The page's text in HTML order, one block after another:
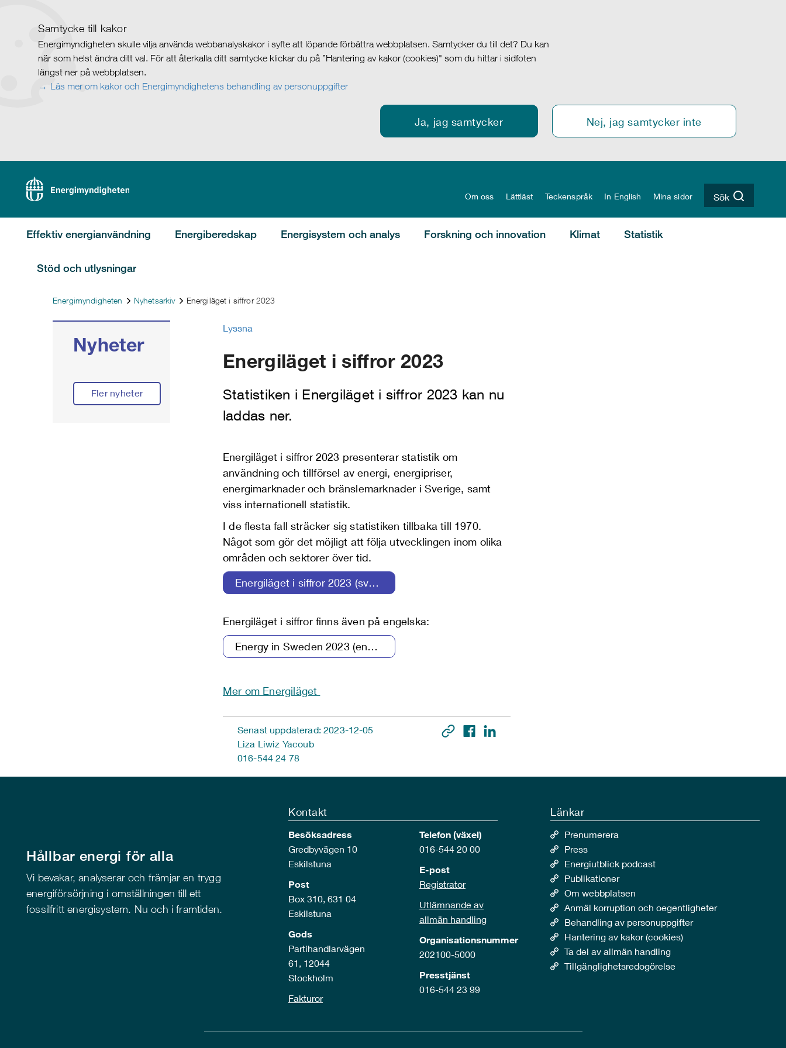
Samtycke till kakor
Energimyndigheten skulle vilja använda webbanalyskakor i syfte att löpande förbättra webbplatsen. Samtycker du till det? Du kan
när som helst ändra ditt val. För att återkalla ditt samtycke klickar du på ”Hantering av kakor (cookies)" som du hittar i sidfoten
längst ner på webbplatsen.
Läs mer om kakor och Energimyndighetens behandling av personuppgifter
Ja, jag samtycker Nej, jag samtycker inte
Om oss Lättläst Teckenspråk In English Mina sidor Sök
Effektiv energianvändning Energiberedskap Energisystem och analys Forskning och innovation Klimat Statistik
Stöd och utlysningar
Energimyndigheten Nyhetsarkiv Energiläget i siffror 2023
Lyssna
Energiläget i siffror 2023
Statistiken i Energiläget i siffror 2023 kan nu
laddas ner.
Energiläget i siffror 2023 presenterar statistik om
användning och tillförsel av energi, energipriser,
energimarknader och bränslemarknader i Sverige, samt
viss internationell statistik.
I de flesta fall sträcker sig statistiken tillbaka till 1970.
Något som gör det möjligt att följa utvecklingen inom olika
områden och sektorer över tid.
Energiläget i siffror 2023 (svenska)
Energiläget i siffror finns även på engelska:
Energy in Sweden 2023 (engelska)
Mer om Energiläget
Senast uppdaterad: 2023-12-05
Liza Liwiz Yacoub
016-544 24 78
Nyheter
Fler nyheter
Hållbar energi för alla
Vi bevakar, analyserar och främjar en trygg
energiförsörjning i omställningen till ett
fossilfritt energisystem. Nu och i framtiden.
Kontakt
Besöksadress
Gredbyvägen 10
Eskilstuna
Post
Box 310, 631 04
Eskilstuna
Gods
Partihandlarvägen
61, 12044
Stockholm
Fakturor
Telefon (växel)
016-544 20 00
E-post
Registrator
Utlämnande av
allmän handling
Organisationsnummer
202100-5000
Presstjänst
016-544 23 99
Länkar
Prenumerera
Press
Energiutblick podcast
Publikationer
Om webbplatsen
Anmäl korruption och oegentligheter
Behandling av personuppgifter
Hantering av kakor (cookies)
Ta del av allmän handling
Tillgänglighetsredogörelse